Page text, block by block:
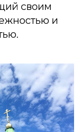
своим
и